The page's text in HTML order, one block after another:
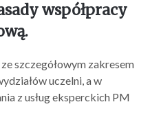
współpracy
szczegółowym zakresem
uczelni, a w
z usług eksperckich PM